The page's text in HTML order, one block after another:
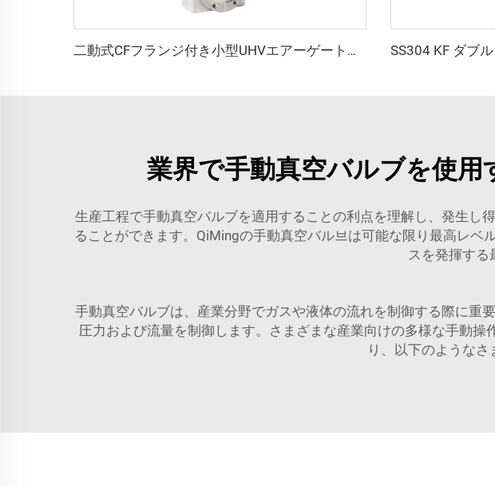
二動式CFフランジ付き小型UHVエアーゲートバルブ、SS304製ステンレススチール、CF35/CF50、スムーズ動作
業界で手動真空バルブを使
生産工程で手動真空バルブを適用することの利点を理解し、発生し
ることができます。QiMingの手動真空バル브は可能な限り最高レ
スを発揮する
手動真空バルブは、産業分野でガスや液体の流れを制御する際に重
圧力および流量を制御します。さまざまな産業向けの多様な手動
り、以下のようなさ